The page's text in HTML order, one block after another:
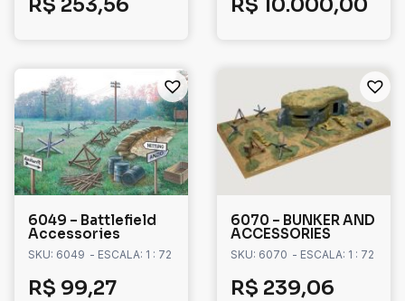
R$ 253,56 R$ 10.000,00
6049 – Battlefield
Accessories
SKU: 6049 - ESCALA: 1 : 72
R$ 99,27
6070 – BUNKER AND
ACCESSORIES
SKU: 6070 - ESCALA: 1 : 72
R$ 239,06